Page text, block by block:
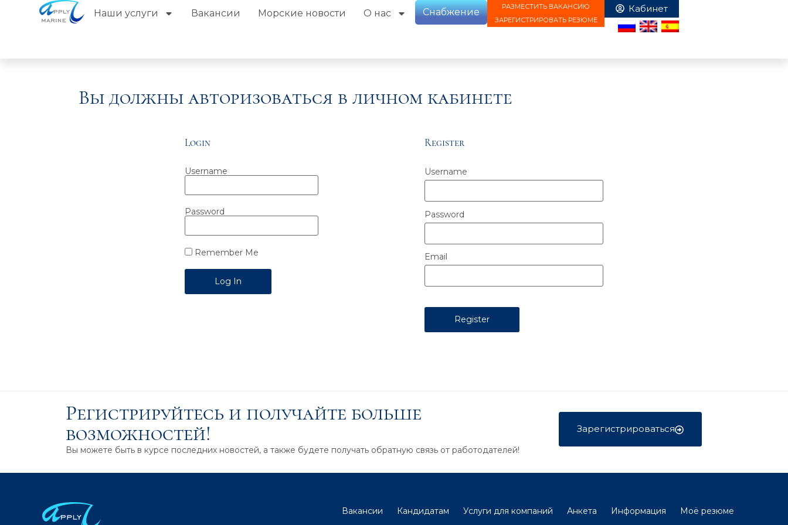
Наши услуги Вакансии Морские новости О нас Снабжение
РАЗМЕСТИТЬ ВАКАНСИЮ
ЗАРЕГИСТРИРОВАТЬ РЕЗЮМЕ
Вы должны авторизоваться в личном кабинете
Login
Username
Password
Remember Me
Register
Username
Password
Email
Регистрируйтесь и получайте больше
возможностей!
Вы можете быть в курсе последних новостей, а также будете получать обратную связь от работодателей!
Зарегистрироваться
Вакансии Кандидатам Услуги для компаний Анкета Информация
Моё резюме